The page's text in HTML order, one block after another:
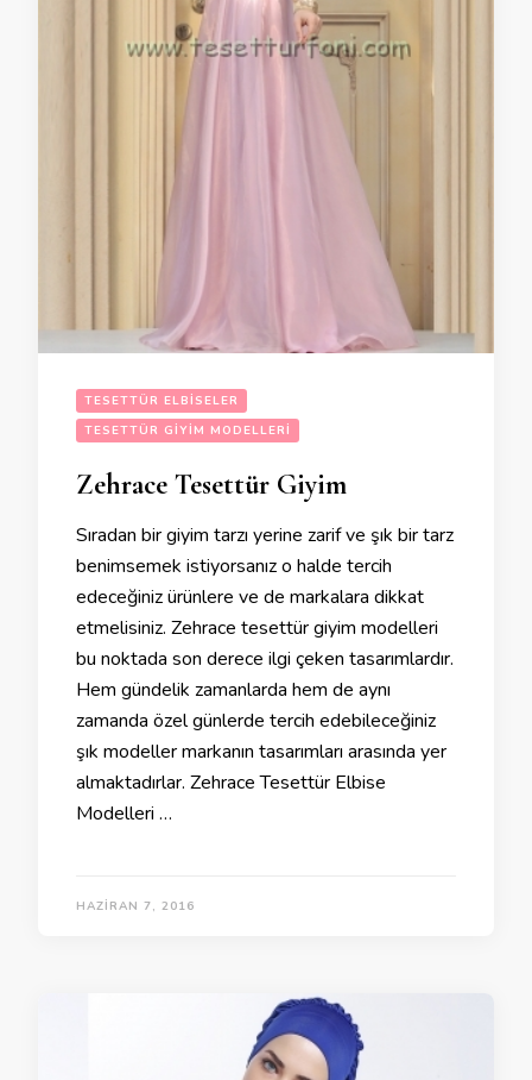
TESETTÜR ELBISELER
TESETTÜR GIYIM MODELLERI
Zehrace Tesettür Giyim
Sıradan bir giyim tarzı yerine zarif ve şık bir tarz
benimsemek istiyorsanız o halde tercih
edeceğiniz ürünlere ve de markalara dikkat
etmelisiniz. Zehrace tesettür giyim modelleri
bu noktada son derece ilgi çeken tasarımlardır.
Hem gündelik zamanlarda hem de aynı
zamanda özel günlerde tercih edebileceğiniz
şık modeller markanın tasarımları arasında yer
almaktadırlar. Zehrace Tesettür Elbise
Modelleri …
HAZIRAN 7, 2016